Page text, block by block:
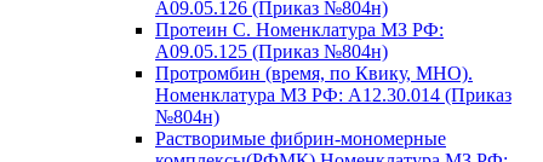
A09.05.126 (Приказ №804н)
Протеин С. Номенклатура МЗ РФ:
A09.05.125 (Приказ №804н)
Протромбин (время, по Квику, МНО).
Номенклатура МЗ РФ: A12.30.014 (Приказ
№804н)
Растворимые фибрин-мономерные